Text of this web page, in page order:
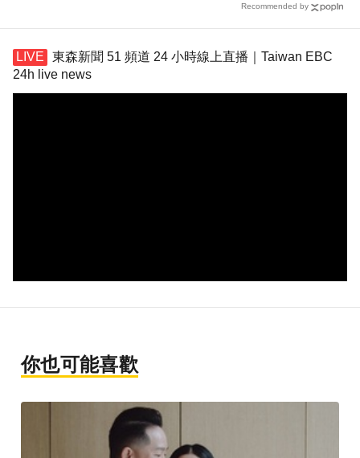
Recommended by
東森新聞 51 頻道 24 小時線上直播｜Taiwan EBC
24h live news
你也可能喜歡